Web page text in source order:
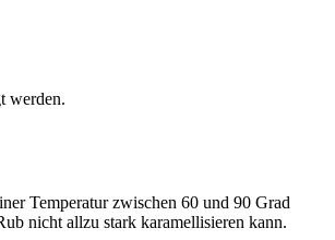
werden.
Temperatur zwischen 60 und 90 Grad
nicht allzu stark karamellisieren kann.